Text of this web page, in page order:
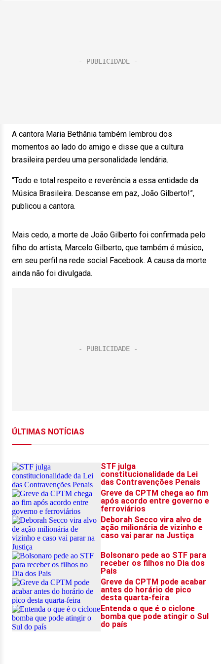
A cantora Maria Bethânia também lembrou dos
momentos ao lado do amigo e disse que a cultura
brasileira perdeu uma personalidade lendária.
“Todo e total respeito e reverência a essa entidade da
Música Brasileira. Descanse em paz, João Gilberto!”,
publicou a cantora.
Mais cedo, a morte de João Gilberto foi confirmada pelo
filho do artista, Marcelo Gilberto, que também é músico,
em seu perfil na rede social Facebook. A causa da morte
ainda não foi divulgada.